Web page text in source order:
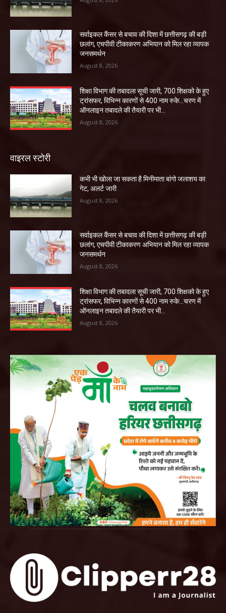
सर्वाइकल कैंसर से बचाव की दिशा में छत्तीसगढ़ की बड़ी
छलांग, एचपीवी टीकाकरण अभियान को मिल रहा व्यापक
जनसमर्थन
August 8, 2026
शिक्षा विभाग की तबादला सूची जारी, 700 शिक्षको के हुए
ट्रांसफर, विभिन्न कारणों से 400 नाम रुके…चरण में
ऑनलाइन तबादले की तैयारी पर भी...
August 8, 2026
वाइरल स्टोरी
कभी भी खोला जा सकता है मिनीमाता बांगो जलाशय का
गेट, अलर्ट जारी
August 8, 2026
सर्वाइकल कैंसर से बचाव की दिशा में छत्तीसगढ़ की बड़ी
छलांग, एचपीवी टीकाकरण अभियान को मिल रहा व्यापक
जनसमर्थन
August 8, 2026
शिक्षा विभाग की तबादला सूची जारी, 700 शिक्षको के हुए
ट्रांसफर, विभिन्न कारणों से 400 नाम रुके…चरण में
ऑनलाइन तबादले की तैयारी पर भी...
August 8, 2026